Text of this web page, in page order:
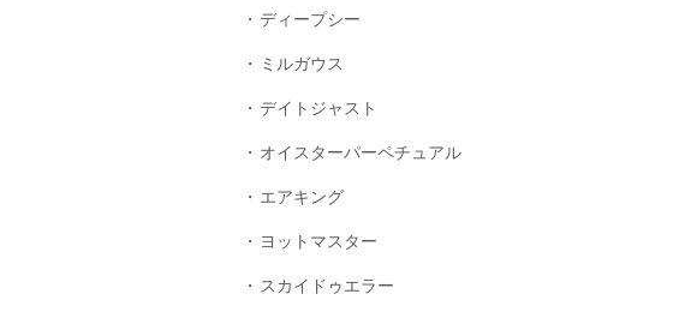
ディープシー
ミルガウス
デイトジャスト
オイスターパーペチュアル
エアキング
ヨットマスター
スカイドゥエラー